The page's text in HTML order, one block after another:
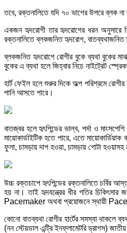
তবে, রক্তনালিতে যদি ৭০ ভাগের উপরে ব্লক
একজন হৃদরোগী তার হৃদরোগের ধরন অনুসারে
রক্তনালিতে ব্লকজনিত হৃদরোগ, বাতব্যথাজনিত
ব্লকজনিত হৃদরোগে রোগীর বুকে ব্যথা বুকের
বুকের এ ব্যথা হলে জিহ্বার নিচে নাইট্রেট
হার্ট ফেইল হলে শুরুর দিকে অল্প পরিশ্রমে
পানি আসতে পারে।
বাতজ্বর হলে হৃৎপিন্ডের ভাল্ব, পর্দা ও
মায়োকার্ডাইটিক হতে পারে, এতে
ফুলা, চামড়ায় দাগ হওয়া, চামড়ায় গোটা হওয়াসহ
উচ্চ রক্তচাপে হৃৎপিন্ডের রক্তনালিতে চর্বির
হয় না। তাই হৃদযন্ত্রের ধীর গতির
Pacemaker অথবা প্রয়োজনে স্থায়ী
কোনো বাতব্যথা রোগীর হার্টের সমস্যা
(নন স্টেয়ডাল এন্ট্রি ইনফ্লামেটরি ড্রাগস)